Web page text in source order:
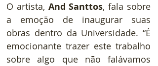
O artista, And Santtos, fala sobre
a emoção de inaugurar suas
obras dentro da Universidade. “É
emocionante trazer este trabalho
sobre algo que não falávamos